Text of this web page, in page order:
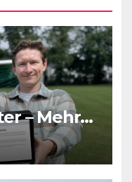
– Mehr